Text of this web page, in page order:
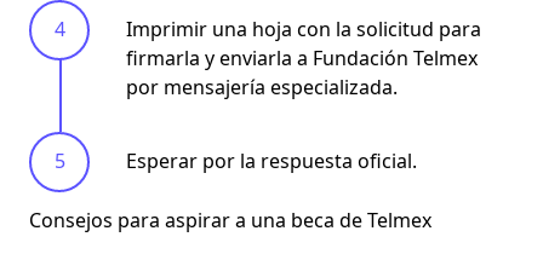
Imprimir una hoja con la solicitud para
firmarla y enviarla a Fundación Telmex
por mensajería especializada.
Esperar por la respuesta oficial.
Consejos para aspirar a una beca de Telmex